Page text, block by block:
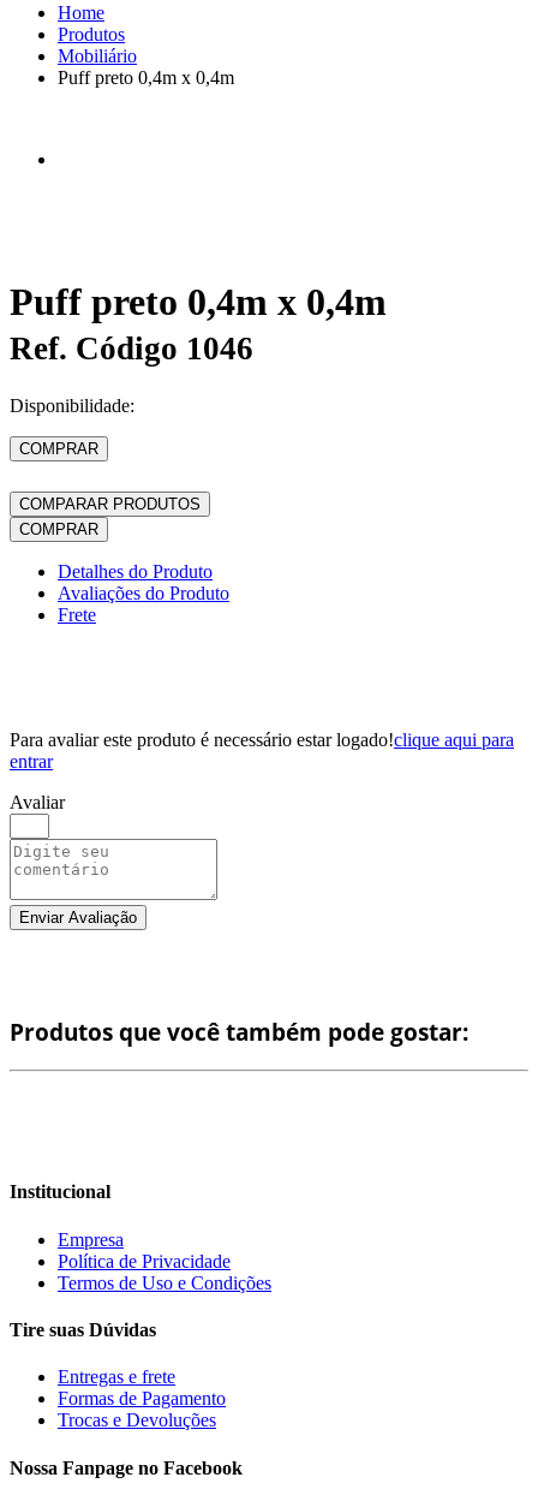
Home
Produtos
Mobiliário
Puff preto 0,4m x 0,4m
Puff preto 0,4m x 0,4m
Ref. Código 1046
Disponibilidade:
COMPRAR
COMPARAR PRODUTOS
COMPRAR
Detalhes do Produto
Avaliações do Produto
Frete
Para avaliar este produto é necessário estar logado!clique aqui para
entrar
Avaliar
Enviar Avaliação
Produtos que você também pode gostar:
Institucional
Empresa
Política de Privacidade
Termos de Uso e Condições
Tire suas Dúvidas
Entregas e frete
Formas de Pagamento
Trocas e Devoluções
Nossa Fanpage no Facebook